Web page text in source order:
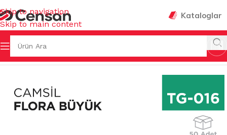
Skip to navigation
Skip to main content
Kataloglar
CAM TEMİZLEME GEREÇLERİ